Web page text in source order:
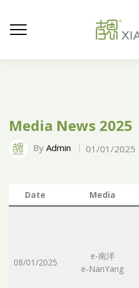
Media News 2025
By Admin 01/01/2025
Date Media
08/01/2025
e-南洋
e-NanYang